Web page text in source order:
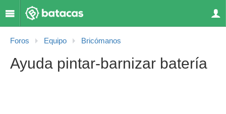
Foros Equipo Bricómanos
Ayuda pintar-barnizar batería